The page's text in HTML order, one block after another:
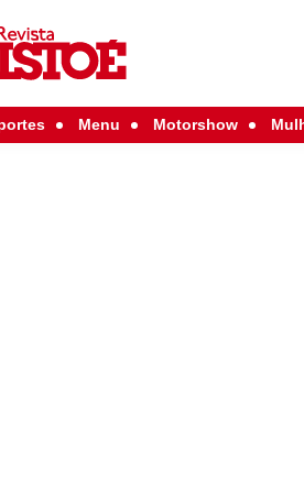
Menu Motorshow